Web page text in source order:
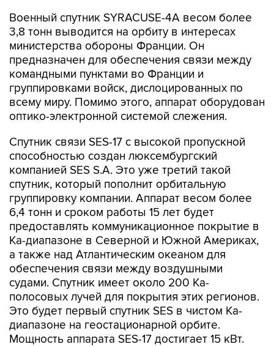
Военный спутник SYRACUSE-4A весом более
3,8 тонн выводится на орбиту в интересах
министерства обороны Франции. Он
предназначен для обеспечения связи между
командными пунктами во Франции и
группировками войск, дислоцированных по
всему миру. Помимо этого, аппарат оборудован
оптико-электронной системой слежения.
Спутник связи SES-17 с высокой пропускной
способностью создан люксембургский
компанией SES S.A. Это уже третий такой
спутник, который пополнит орбитальную
группировку компании. Аппарат весом более
6,4 тонн и сроком работы 15 лет будет
предоставлять коммуникационное покрытие в
Ka-диапазоне в Северной и Южной Америках,
а также над Атлантическим океаном для
обеспечения связи между воздушными
судами. Спутник имеет около 200 Ka-
полосовых лучей для покрытия этих регионов.
Это будет первый спутник SES в чистом Ka-
диапазоне на геостационарной орбите.
Мощность аппарата SES-17 достигает 15 кВт.